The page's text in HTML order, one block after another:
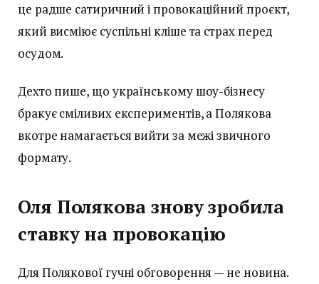
це радше сатиричний і провокаційний проєкт,
який висміює суспільні кліше та страх перед
осудом.
Дехто пише, що українському шоу-бізнесу
бракує сміливих експериментів, а Полякова
вкотре намагається вийти за межі звичного
формату.
Оля Полякова знову зробила
ставку на провокацію
Для Полякової гучні обговорення — не новина.